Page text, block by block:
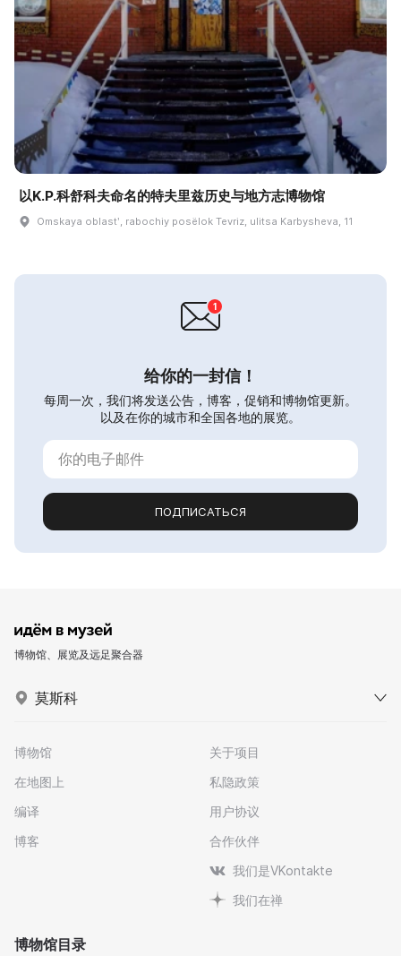
以K.P.科舒科夫命名的特夫里兹历史与地方志博物馆
Omskaya oblastʹ, rabochiy posëlok Tevriz, ulitsa Karbysheva, 11
给你的一封信！
每周一次，我们将发送公告，博客，促销和博物馆更新。
以及在你的城市和全国各地的展览。
ПОДПИСАТЬСЯ
博物馆、展览及远足聚合器
莫斯科
博物馆
在地图上
编译
博客
关于项目
私隐政策
用户协议
合作伙伴
我们是VKontakte
我们在禅
博物馆目录